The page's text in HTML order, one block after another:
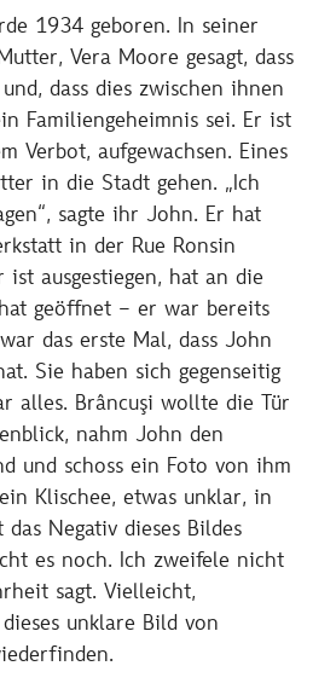
1934 geboren. In seiner
Vera Moore gesagt, dass
dass dies zwischen ihnen
Familiengeheimnis sei. Er ist
Verbot, aufgewachsen. Eines
in die Stadt gehen. „Ich
sagte ihr John. Er hat
in der Rue Ronsin
ausgestiegen, hat an die
geöffnet – er war bereits
das erste Mal, dass John
Sie haben sich gegenseitig
alles. Brâncuşi wollte die Tür
nahm John den
und schoss ein Foto von ihm
Klischee, etwas unklar, in
Negativ dieses Bildes
es noch. Ich zweifele nicht
sagt. Vielleicht,
unklare Bild von